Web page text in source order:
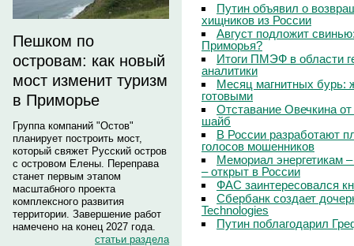
Пешком по
островам: как новый
мост изменит туризм
в Приморье
Группа компаний "Остов"
планирует построить мост,
который свяжет Русский остров
с островом Елены. Переправа
станет первым этапом
масштабного проекта
комплексного развития
территории. Завершение работ
намечено на конец 2027 года.
статьи раздела
Путин объявил о
хищников из России
Август подложит
Приморья?
Итоги ПМЭФ в области
аналитики
Месяц магнитных бурь:
готовыми
Отставание Овечкина
шайб
В России разработают
голосов мошенников
Мемориал энергетикам
– открыт в России
ФАС заинтересовался
Сбербанк создает
Technologies
Путин поблагодарил